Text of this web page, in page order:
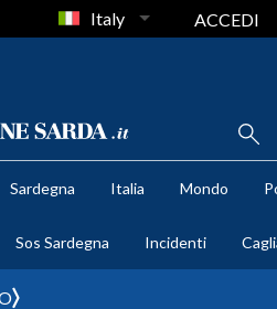
Italy ACCEDI
Sardegna Italia Mondo
Sos Sardegna Incidenti